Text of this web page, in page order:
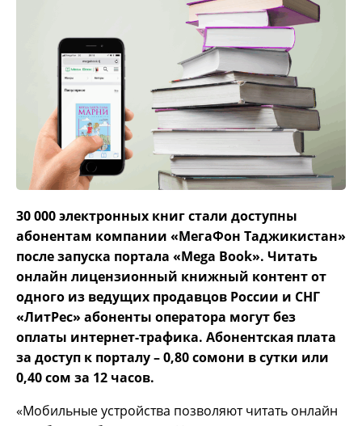
30 000 электронных книг стали доступны
абонентам компании «МегаФон Таджикистан»
после запуска портала «Mega Book». Читать
онлайн лицензионный книжный контент от
одного из ведущих продавцов России и СНГ
«ЛитРес» абоненты оператора могут без
оплаты интернет-трафика. Абонентская плата
за доступ к порталу – 0,80 сомони в сутки или
0,40 сом за 12 часов.
«Мобильные устройства позволяют читать онлайн